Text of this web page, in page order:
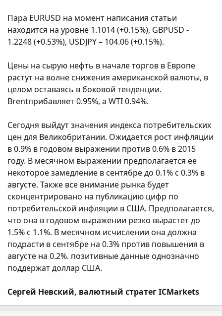
Пара EURUSD на момент написания статьи
находится на уровне 1.1014 (+0.15%), GBPUSD -
1.2248 (+0.53%), USDJPY – 104.06 (+0.15%).
Цены на сырую нефть в начале торгов в Европе
растут на волне снижения американской валюты, в
целом оставаясь в боковой тенденции.
Brentприбавляет 0.95%, а WTI 0.94%.
Сегодня выйдут значения индекса потребительских
цен для Великобритании. Ожидается рост инфляции
в 0.9% в годовом выражении против 0.6% в 2015
году. В месячном выражении предполагается ее
некоторое замедление в сентябре до 0.1% с 0.3% в
августе. Также все внимание рынка будет
сконцентрировано на публикацию цифр по
потребительской инфляции в США. Предполагается,
что она в годовом выражении резко вырастет до
1.5% с 1.1%. В месячном исчислении она должна
подрасти в сентябре на 0.3% против повышения в
августе на 0.2%. позитивные данные однозначно
поддержат доллар США.
Сергей Невский, валютный стратег ICMarkets